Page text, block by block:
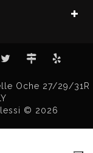
Oche 27/29/31R
© 2026